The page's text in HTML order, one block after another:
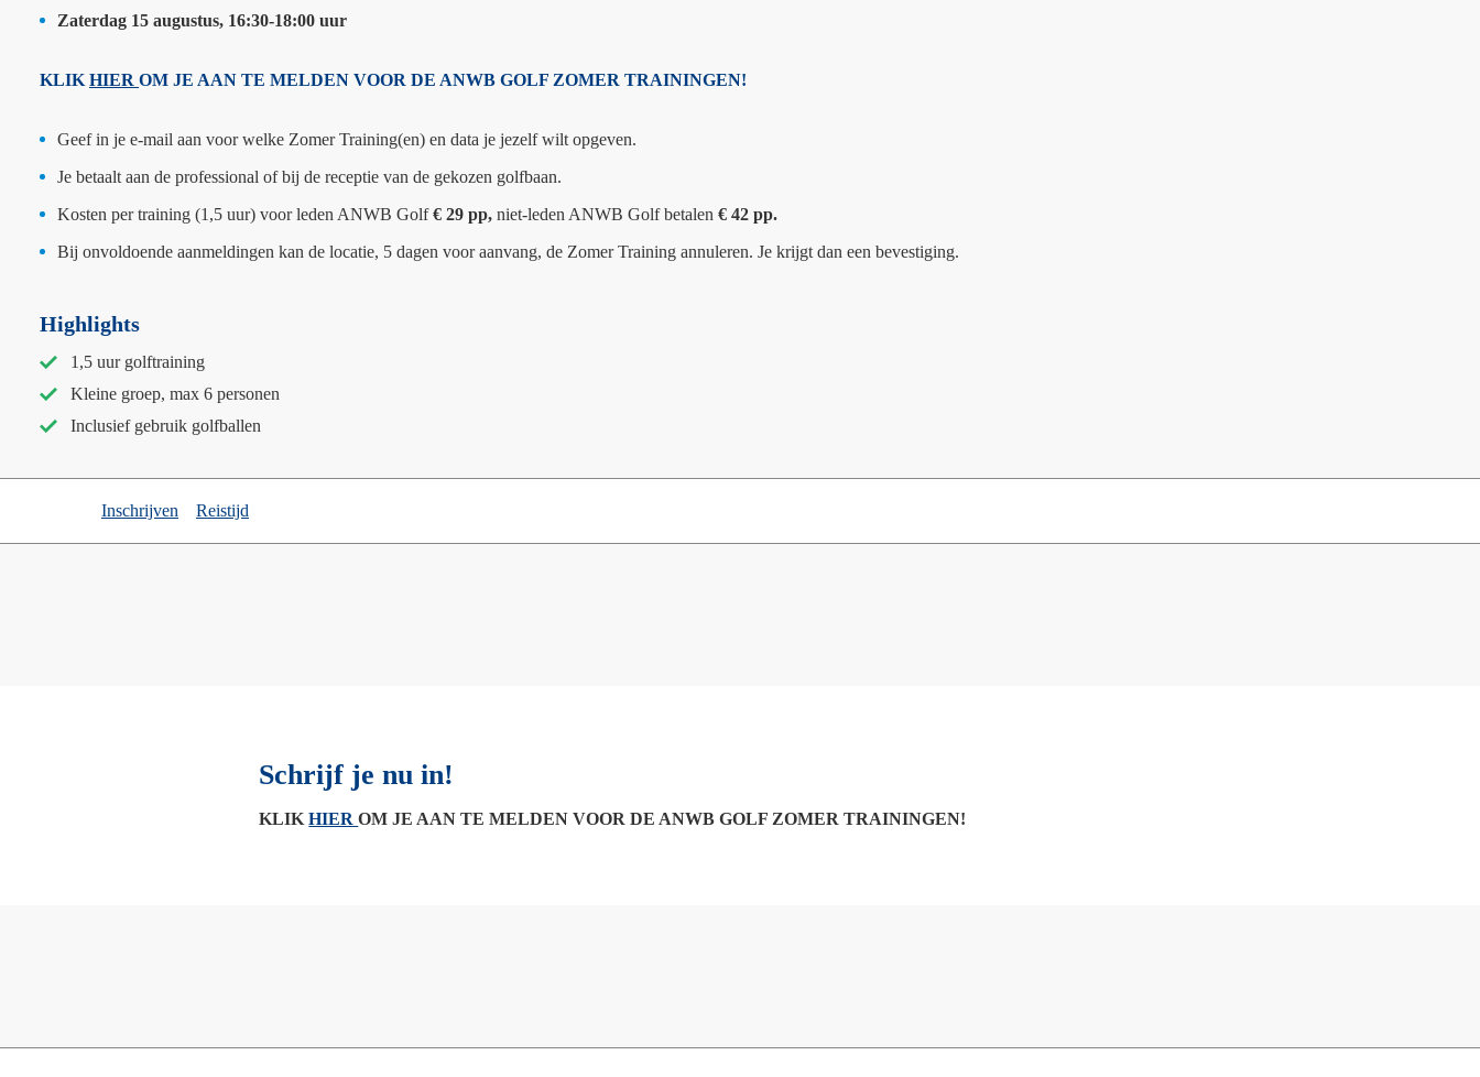
Zaterdag 15 augustus, 16:30-18:00 uur
KLIK HIER OM JE AAN TE MELDEN VOOR DE ANWB GOLF ZOMER TRAININGEN!
Geef in je e-mail aan voor welke Zomer Training(en) en data je jezelf wilt opgeven.
Je betaalt aan de professional of bij de receptie van de gekozen golfbaan.
Kosten per training (1,5 uur) voor leden ANWB Golf€ 29 pp, niet-leden ANWB Golf betalen € 42 pp.
Bij onvoldoende aanmeldingen kan de locatie, 5 dagen voor aanvang, de Zomer Training annuleren. Je krijgt dan een bevestiging.
Highlights
1,5 uur golftraining
Kleine groep, max 6 personen
Inclusief gebruik golfballen
Inschrijven Reistijd
Schrijf je nu in!
KLIKHIEROM JE AAN TE MELDEN VOOR DE ANWB GOLF ZOMER TRAININGEN!